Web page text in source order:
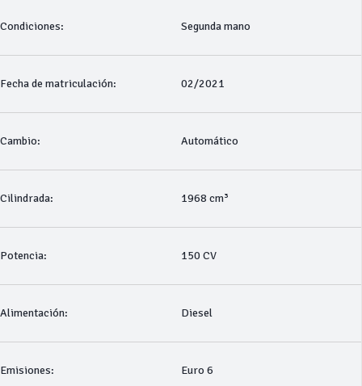
Condiciones: Segunda mano
Fecha de matriculación: 02/2021
Cambio: Automático
Cilindrada: 1968 cm³
Potencia: 150 CV
Alimentación: Diesel
Emisiones: Euro 6